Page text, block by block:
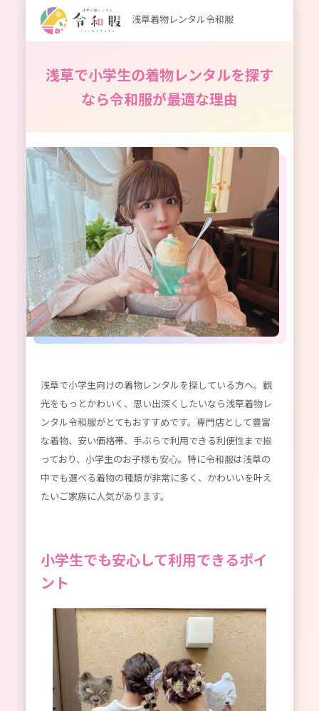
浅草着物レンタル令和服
浅草で小学生の着物レンタルを探す
なら令和服が最適な理由
浅草で小学生向けの着物レンタルを探している方へ。観
光をもっとかわいく、思い出深くしたいなら浅草着物レ
ンタル令和服がとてもおすすめです。専門店として豊富
な着物、安い価格帯、手ぶらで利用できる利便性まで揃
っており、小学生のお子様も安心。特に令和服は浅草の
中でも選べる着物の種類が非常に多く、かわいいを叶え
たいご家族に人気があります。
小学生でも安心して利用できるポイ
ント